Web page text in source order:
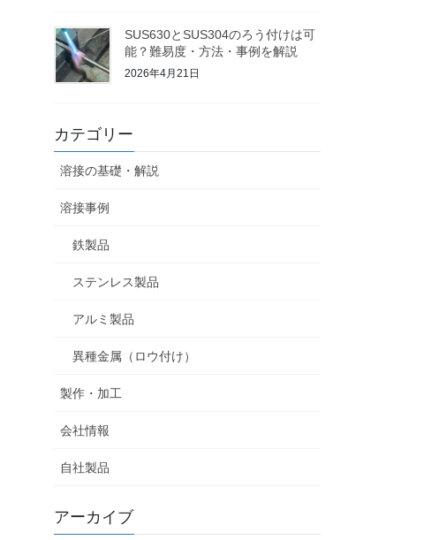
SUS630とSUS304のろう付けは可
能？難易度・方法・事例を解説
2026年4月21日
カテゴリー
溶接の基礎・解説
溶接事例
鉄製品
ステンレス製品
アルミ製品
異種金属（ロウ付け）
製作・加工
会社情報
自社製品
アーカイブ